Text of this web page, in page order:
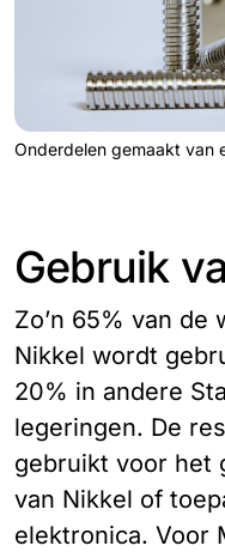
Onderdelen gemaakt van
Gebruik
Zo’n 65% van de
Nikkel wordt
20% in andere
legeringen. De
gebruikt voor het
van Nikkel of
elektronica. Voor